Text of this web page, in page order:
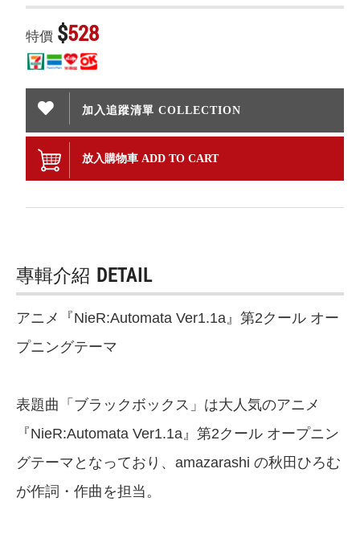
特價 $528
加入追蹤清單 COLLECTION
放入購物車 ADD TO CART
專輯介紹 DETAIL
アニメ『NieR:Automata Ver1.1a』第2クール オー
プニングテーマ
表題曲「ブラックボックス」は大人気のアニメ
『NieR:Automata Ver1.1a』第2クール オープニン
グテーマとなっており、amazarashi の秋田ひろむ
が作詞・作曲を担当。